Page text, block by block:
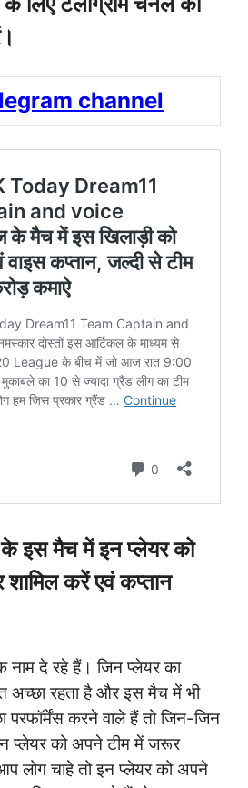
channel
इस मैच में इन प्लेयर को
करें एवं कप्तान
नाम दे रहे हैं। जिन प्लेयर का
अच्छा रहता है और इस मैच में भी
परफॉर्मेंस करने वाले हैं तो जिन-जिन
प्लेयर को अपने टीम में जरूर
लोग चाहे तो इन प्लेयर को अपने